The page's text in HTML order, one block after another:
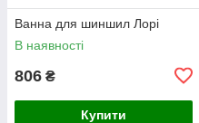
Ванна для шиншил Лорі
В наявності
806 ₴
Купити